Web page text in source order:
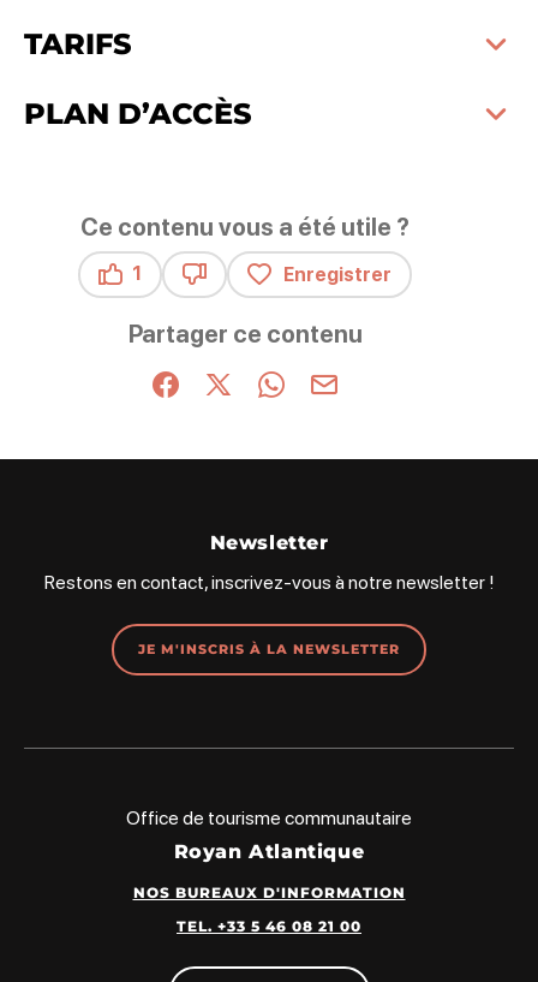
TARIFS
PLAN D’ACCÈS
Ce contenu vous a été utile ?
1
Enregistrer
Partager ce contenu
Partager sur Facebook (nouvelle fenêtre)
Partager sur X / Twitter (nouvelle
Partager sur WhatsApp
Partager par mail
Newsletter
Restons en contact, inscrivez-vous à notre newsletter !
JE M'INSCRIS À LA NEWSLETTER
Office de tourisme communautaire
Royan Atlantique
NOS BUREAUX D'INFORMATION
TEL. +33 5 46 08 21 00